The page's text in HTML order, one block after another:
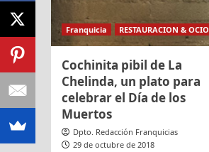
Franquicia RESTAURACION & OCIO
Cochinita pibil de La
Chelinda, un plato para
celebrar el Día de los
Muertos
Dpto. Redacción Franquicias
29 de octubre de 2018